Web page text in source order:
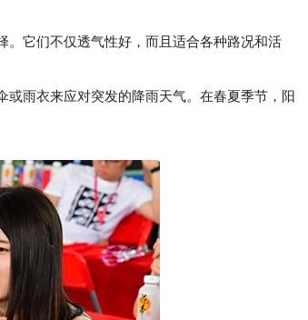
它们不仅透气性好，而且适合各种路况和活
雨衣来应对突发的降雨天气。在春夏季节，阳